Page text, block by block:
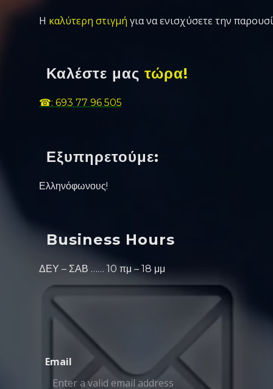
Η καλύτερη στιγμή για να ενισχύσετε την
Καλέστε μας τώρα!
☎: 693 77 96 505
Εξυπηρετούμε:
Ελληνόφωνους!
Business Hours
ΔΕΥ – ΣΑΒ …… 10 πμ – 18 μμ
Email